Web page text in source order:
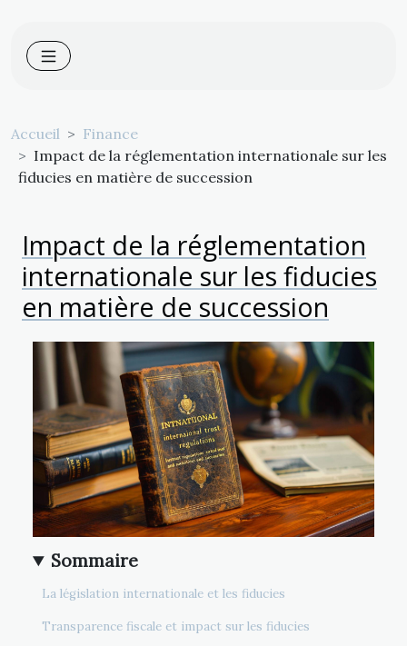
Accueil
Finance
Impact de la réglementation internationale sur les
fiducies en matière de succession
Impact de la réglementation
internationale sur les fiducies
en matière de succession
Sommaire
La législation internationale et les fiducies
Transparence fiscale et impact sur les fiducies